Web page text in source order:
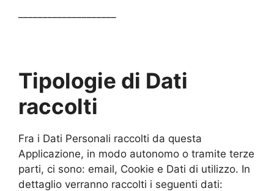
Tipologie di Dati
raccolti
Fra i Dati Personali raccolti da questa
Applicazione, in modo autonomo o tramite terze
parti, ci sono: email, Cookie e Dati di utilizzo. In
dettaglio verranno raccolti i seguenti dati: